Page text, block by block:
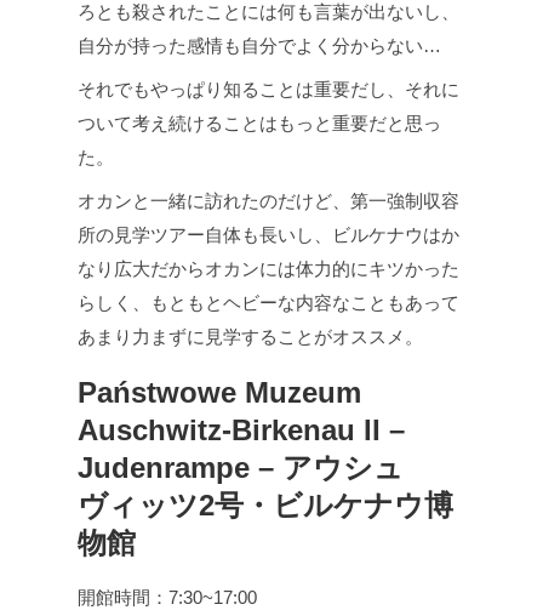
ろとも殺されたことには何も言葉が出ないし、
自分が持った感情も自分でよく分からない…
それでもやっぱり知ることは重要だし、それに
ついて考え続けることはもっと重要だと思っ
た。
オカンと一緒に訪れたのだけど、第一強制収容
所の見学ツアー自体も長いし、ビルケナウはか
なり広大だからオカンには体力的にキツかった
らしく、もともとヘビーな内容なこともあって
あまり力まずに見学することがオススメ。
Państwowe Muzeum
Auschwitz-Birkenau II –
Judenrampe – アウシュ
ヴィッツ2号・ビルケナウ博
物館
開館時間：7:30~17:00